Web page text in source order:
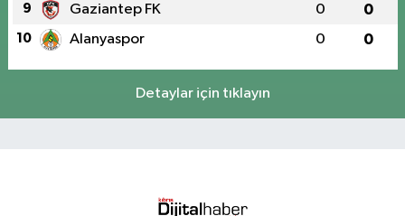
9 Gaziantep FK 0 0
10 Alanyaspor 0 0
Detaylar için tıklayın